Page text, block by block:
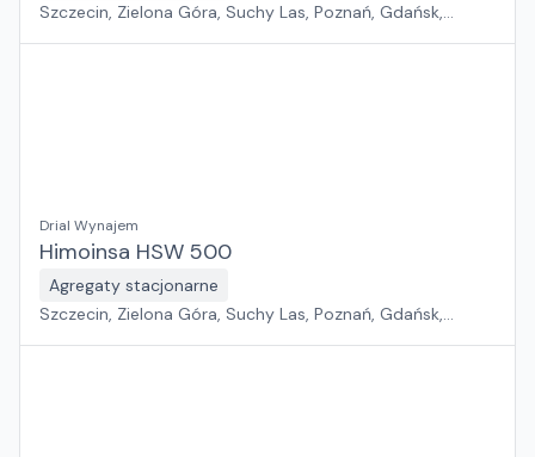
Szczecin, Zielona Góra, Suchy Las, Poznań, Gdańsk,
Drial Wynajem
Himoinsa HSW 500
Agregaty stacjonarne
Szczecin, Zielona Góra, Suchy Las, Poznań, Gdańsk,